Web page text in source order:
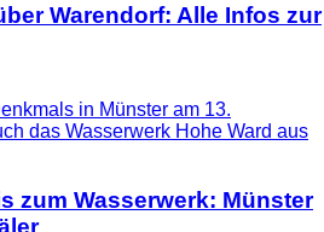
Warendorf: Alle Infos zur
zum Wasserwerk: Münster